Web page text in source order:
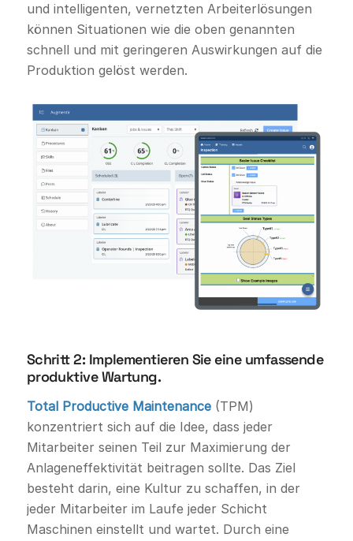
und intelligenten, vernetzten Arbeiterlösungen
können Situationen wie die oben genannten
schnell und mit geringeren Auswirkungen auf die
Produktion gelöst werden.
Schritt 2: Implementieren Sie eine umfassende
produktive Wartung.
Total Productive Maintenance(TPM)
konzentriert sich auf die Idee, dass jeder
Mitarbeiter seinen Teil zur Maximierung der
Anlageneffektivität beitragen sollte. Das Ziel
besteht darin, eine Kultur zu schaffen, in der
jeder Mitarbeiter im Laufe jeder Schicht
Maschinen einstellt und wartet. Durch eine